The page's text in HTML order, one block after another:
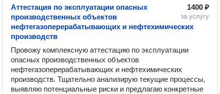
1400 ₽
за услугу
Аттестация по эксплуатации опасных
производственных объектов
нефтегазоперерабатывающих и нефтехимических
производств
Провожу комплексную аттестацию по эксплуатации
опасных производственных объектов
нефтегазоперерабатывающих и нефтехимических
производств. Тщательно анализирую текущие процессы,
выявляю потенциальные риски и предлагаю конкретные